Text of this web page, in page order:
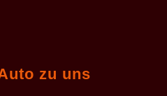
zu uns